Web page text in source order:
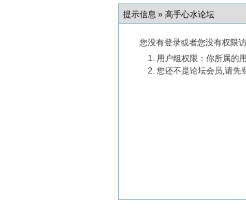
提示信息 » 高手心水论坛
您没有登录或者您没有权限
用户组权限：你所属的
您还不是论坛会员,请先